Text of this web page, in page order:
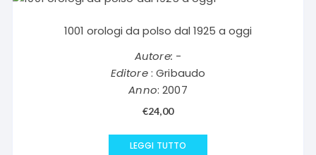
1001 orologi da polso dal 1925 a oggi
Autore: -
Editore: Gribaudo
Anno: 2007
€24,00
LEGGI TUTTO